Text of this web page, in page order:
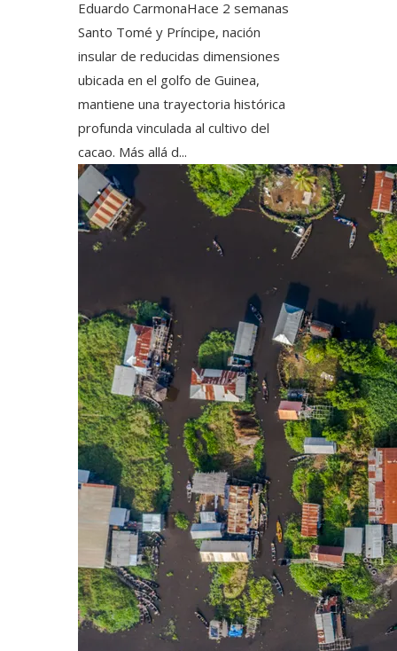
Eduardo CarmonaHace 2 semanas
Santo Tomé y Príncipe, nación
insular de reducidas dimensiones
ubicada en el golfo de Guinea,
mantiene una trayectoria histórica
profunda vinculada al cultivo del
cacao. Más allá d...